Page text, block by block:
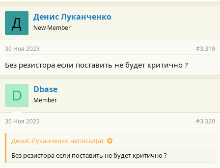
Д Денис Луканченко
New Member
30 Ноя 2023 #3.319
Без резистора если поставить не будет критично ?
D Dbase
Member
30 Ноя 2023 #3.320
Денис Луканченко написал(а):
Без резистора если поставить не будет критично ?